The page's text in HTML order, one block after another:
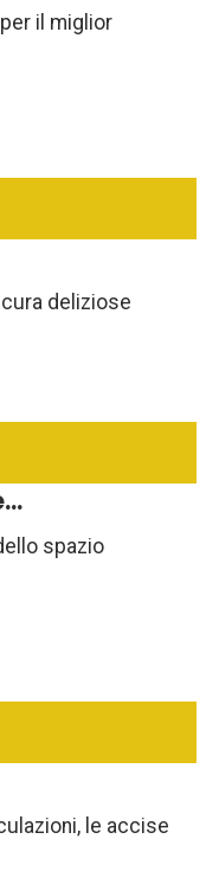
il miglior
deliziose
spazio
le accise